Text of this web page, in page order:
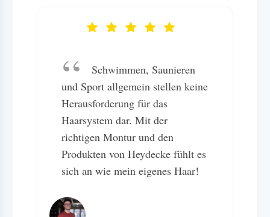
Schwimmen, Saunieren
und Sport allgemein stellen keine
Herausforderung für das
Haarsystem dar. Mit der
richtigen Montur und den
Produkten von Heydecke fühlt es
sich an wie mein eigenes Haar!